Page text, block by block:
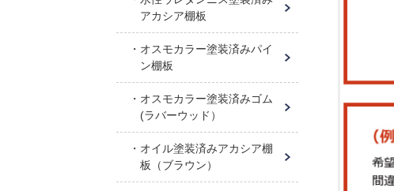
アカシア棚板
オスモカラー塗装済みパイ
ン棚板
オスモカラー塗装済みゴム
(ラバーウッド）
オイル塗装済みアカシア棚
板（ブラウン）